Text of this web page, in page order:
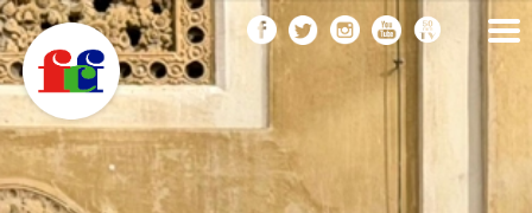
Vés
al
contingut
FEDERACIÓ CATALANA
DE FOTOGRAFIA
F
C
F